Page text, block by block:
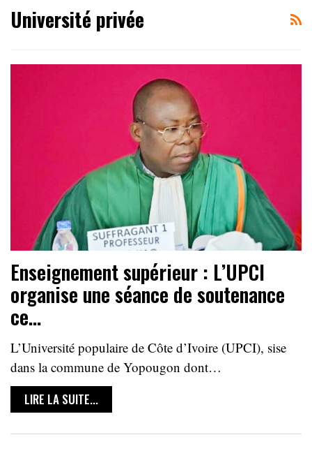
Université privée
Enseignement supérieur : L’UPCI
organise une séance de soutenance
ce…
L’Université populaire de Côte d’Ivoire (UPCI), sise
dans la commune de Yopougon dont…
LIRE LA SUITE...